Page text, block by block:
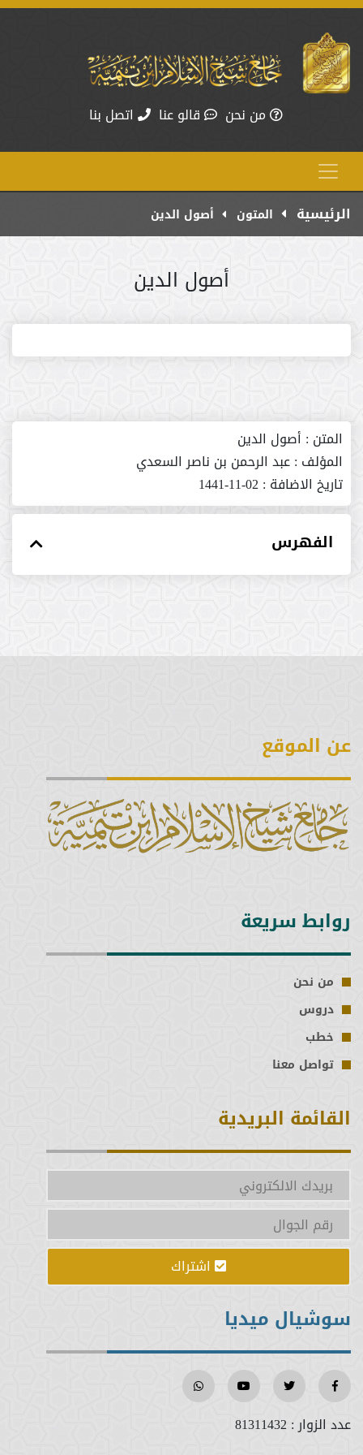
من نحن قالو عنا اتصل بنا
الرئيسية المتون أصول الدين
أصول الدين
المتن : أصول الدين
المؤلف :عبد الرحمن بن ناصر السعدي
تاريخ الاضافة :02-11-1441
الفهرس
عن الموقع
روابط سريعة
من نحن
دروس
خطب
تواصل معنا
القائمة البريدية
اشتراك
سوشيال ميديا
عدد الزوار :81311432